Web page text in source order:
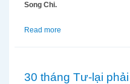
Song Chi.
Read more
30 tháng Tư-lại